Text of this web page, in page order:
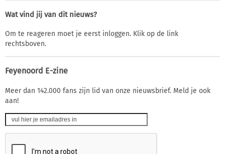
Wat vind jij van dit nieuws?
Om te reageren moet je eerst inloggen. Klik op de link
rechtsboven.
Feyenoord E-zine
Meer dan 142.000 fans zijn lid van onze nieuwsbrief. Meld je ook
aan!